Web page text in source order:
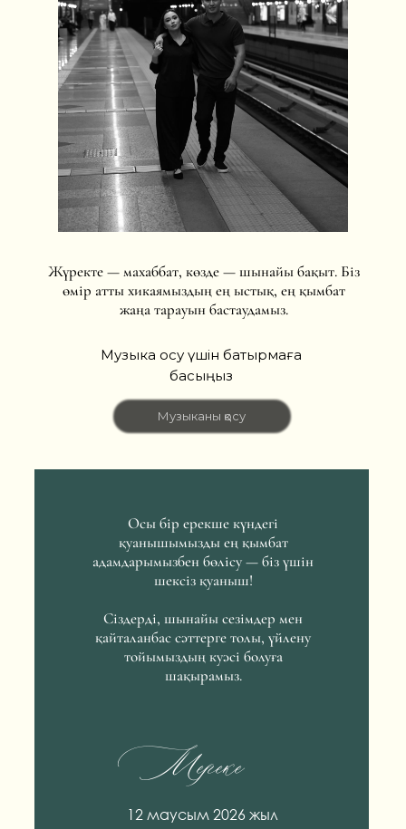
12 маусым 2026 жыл
Музыка қосу үшін батырмаға
басыңыз
Осы бір ерекше күндегі
қуанышымызды ең қымбат
адамдарымызбен бөлісу — біз үшін
шексіз қуаныш!
Сіздерді, шынайы сезімдер мен
қайталанбас сәттерге толы, үйлену
тойымыздың куәсі болуға
шақырамыз.
Жүректе — махаббат, көзде — шынайы бақыт. Біз
өмір атты хикаямыздың ең ыстық, ең қымбат
жаңа тарауын бастаудамыз.
Мереке
Музыканы қосу